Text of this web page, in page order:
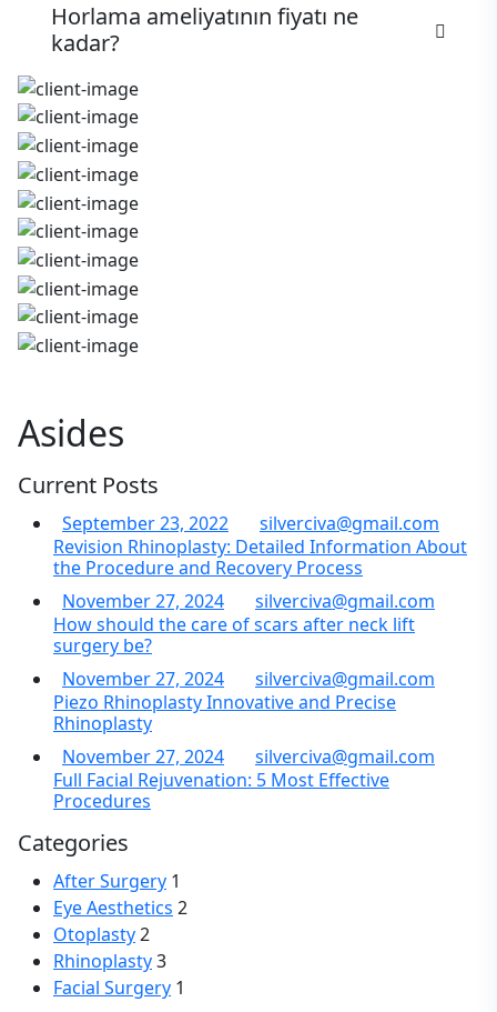
Horlama ameliyatının fiyatı ne
kadar?
Asides
Current Posts
September 23, 2022
silverciva@gmail.com
Revision Rhinoplasty: Detailed Information About
the Procedure and Recovery Process
November 27, 2024
silverciva@gmail.com
How should the care of scars after neck lift
surgery be?
November 27, 2024
silverciva@gmail.com
Piezo Rhinoplasty Innovative and Precise
Rhinoplasty
November 27, 2024
silverciva@gmail.com
Full Facial Rejuvenation: 5 Most Effective
Procedures
Categories
After Surgery 1
Eye Aesthetics 2
Otoplasty2
Rhinoplasty3
Facial Surgery 1